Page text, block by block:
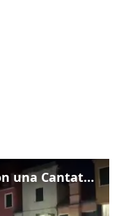
Venezia omaggia Guccini con una Cantata Anarchica in campo Santa Margherita